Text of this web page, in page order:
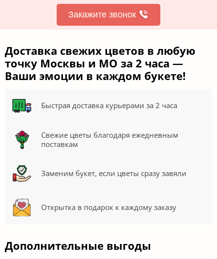
Закажите звонок
Доставка свежих цветов в любую
точку Москвы и МО за 2 часа —
Ваши эмоции в каждом букете!
Быстрая доставка курьерами за 2 часа
Свежие цветы благодаря ежедневным
поставкам
Заменим букет, если цветы сразу завяли
Открытка в подарок к каждому заказу
Дополнительные выгоды